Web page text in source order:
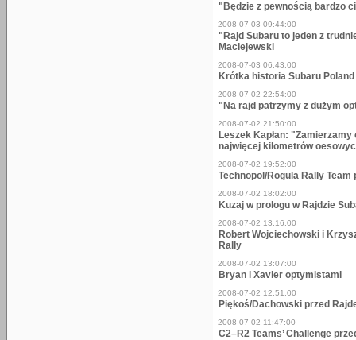
"Będzie z pewnością bardzo
2008-07-03 09:44:00
"Rajd Subaru to jeden z
Maciejewski
2008-07-03 06:43:00
Krótka historia Subaru
2008-07-02 22:54:00
"Na rajd patrzymy z dużym
2008-07-02 21:50:00
Leszek Kapłan:
najwięcej kilometrów
2008-07-02 19:52:00
Technopol/Rogula Rally
2008-07-02 18:02:00
Kuzaj w prologu w Rajdzie
2008-07-02 13:16:00
Robert Wojciechowski i
Rally
2008-07-02 13:07:00
Bryan i Xavier optymistami
2008-07-02 12:51:00
Piękoś/Dachowski przed
2008-07-02 11:47:00
C2–R2 Teams’ Challenge